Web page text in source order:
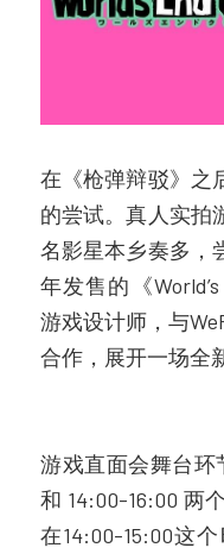
在《枪弹辩驳》之
的尝试。真人实拍
名影星本乡奏多，
年发售的《
游戏设计师，与
合作，展开一场全
游戏直面会舞台环
和 14:00-16:00 两
在14:00-15:00这